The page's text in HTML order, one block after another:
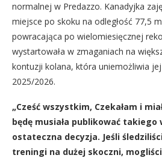
normalnej w Predazzo. Kanadyjka
miejsce po skoku na odległość 77,5
powracająca po wielomiesięcznej
wystartowała w zmaganiach na
kontuzji kolana, która uniemożliwia
2025/2026.
„Cześć wszystkim, Czekałam i
będę musiała publikować takiego
ostateczna decyzja. Jeśli
treningi na dużej skoczni,